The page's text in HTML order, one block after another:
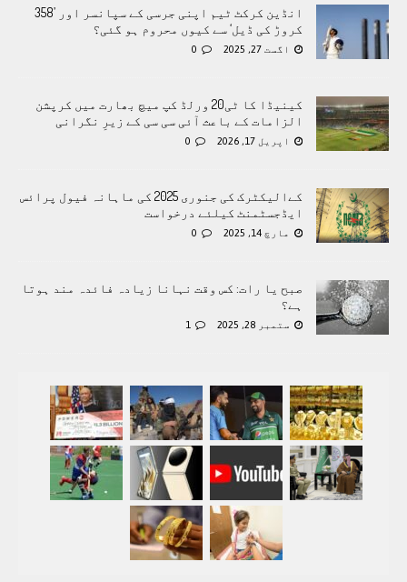
انڈین کرکٹ ٹیم اپنی جرسی کے سپانسر اور ’358
کروڑ کی ڈیل‘ سے کیوں محروم ہو گئی؟
اگست 27, 2025 0
کینیڈا کا ٹی20 ورلڈ کپ میچ بھارت میں کرپشن
الزامات کے باعث آئی سی سی کے زیرِ نگرانی
اپریل 17, 2026 0
کےالیکٹرک کی جنوری 2025 کی ماہانہ فیول پرائس
ایڈجسٹمنٹ کیلئے درخواست
مارچ 14, 2025 0
صبح یا رات: کس وقت نہانا زیادہ فائدہ مند ہوتا
ہے؟
ستمبر 28, 2025 1